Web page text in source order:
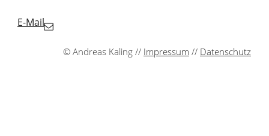
E-Mail
© Andreas Kaling // Impressum // Datenschutz